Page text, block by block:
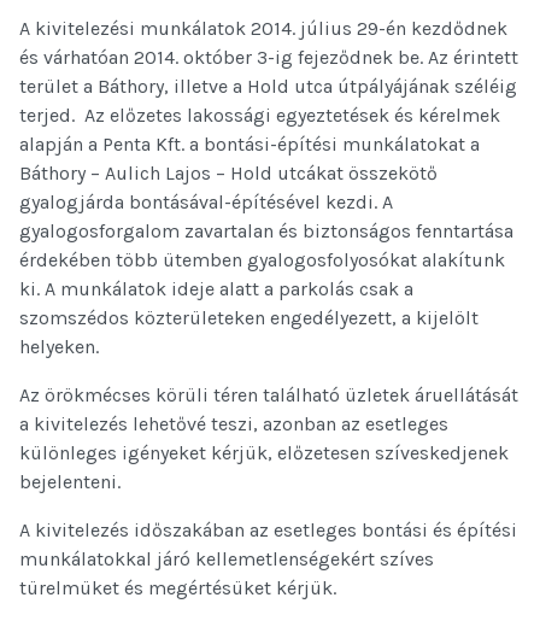
A kivitelezési munkálatok 2014. július 29-én kezdődnek
és várhatóan 2014. október 3-ig fejeződnek be. Az érintett
terület a Báthory, illetve a Hold utca útpályájának széléig
terjed. Az előzetes lakossági egyeztetések és kérelmek
alapján a Penta Kft. a bontási-építési munkálatokat a
Báthory – Aulich Lajos – Hold utcákat összekötő
gyalogjárda bontásával-építésével kezdi. A
gyalogosforgalom zavartalan és biztonságos fenntartása
érdekében több ütemben gyalogosfolyosókat alakítunk
ki. A munkálatok ideje alatt a parkolás csak a
szomszédos közterületeken engedélyezett, a kijelölt
helyeken.
Az örökmécses körüli téren található üzletek áruellátását
a kivitelezés lehetővé teszi, azonban az esetleges
különleges igényeket kérjük, előzetesen szíveskedjenek
bejelenteni.
A kivitelezés időszakában az esetleges bontási és építési
munkálatokkal járó kellemetlenségekért szíves
türelmüket és megértésüket kérjük.